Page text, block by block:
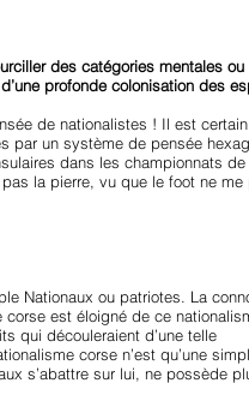
des catégories mentales ou
profonde colonisation des
de nationalistes ! Il est certain
par un système de pensée
dans les championnats de
la pierre, vu que le foot ne me
Nationaux ou patriotes. La
est éloigné de ce
qui découleraient d’une telle
corse n’est qu’une
s’abattre sur lui, ne possède